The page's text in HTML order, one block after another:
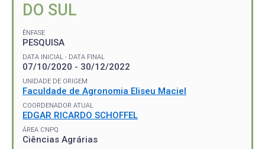
DO SUL
ÊNFASE
PESQUISA
DATA INICIAL - DATA FINAL
07/10/2020 - 30/12/2022
UNIDADE DE ORIGEM
Faculdade de Agronomia Eliseu Maciel
COORDENADOR ATUAL
EDGAR RICARDO SCHOFFEL
ÁREA CNPQ
Ciências Agrárias